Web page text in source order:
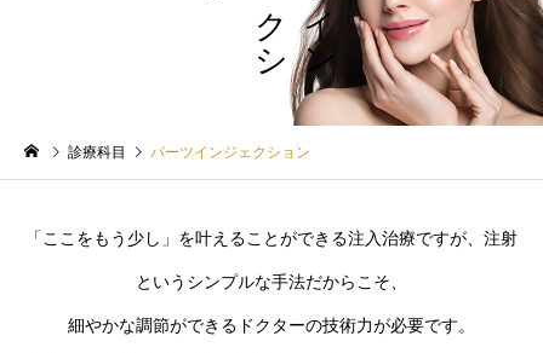
第113回日本美容外科学会
学会活動
自由が丘クリニック 再
（Jiyugaoka Clinic
Regenerative
International Forum）
ボツリヌス
診療科目 パーツインジェクション
「ここをもう少し」を叶えることができる注入治療ですが、注射
というシンプルな手法だからこそ、
細やかな調節ができるドクターの技術力が必要です。